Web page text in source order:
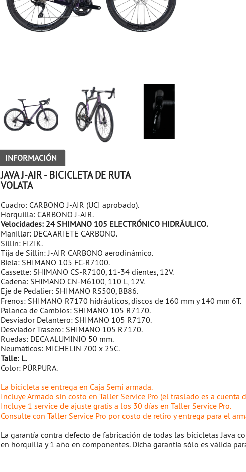
INFORMACIÓN
JAVA J-AIR - BICICLETA DE RUTA
VOLATA
Cuadro: CARBONO J-AIR (UCI aprobado).
Horquilla: CARBONO J-AIR.
Velocidades: 24 SHIMANO 105 ELECTRÓNICO HIDRÁULICO.
Manillar: DECA ARIETE CARBONO.
Sillín: FIZIK.
Tija de Sillín: J-AIR CARBONO aerodinámico.
Biela: SHIMANO 105 FC-R7100.
Cassette: SHIMANO CS-R7100, 11-34 dientes, 12V.
Cadena: SHIMANO CN-M6100, 110 L, 12V.
Eje de Pedalier: SHIMANO RS500, BB86.
Frenos: SHIMANO R7170 hidráulicos, discos de 160 mm y 140 mm 6T.
Palanca de Cambios: SHIMANO 105 R7170.
Desviador Delantero: SHIMANO 105 R7170.
Desviador Trasero: SHIMANO 105 R7170.
Ruedas: DECA ALUMINIO 50 mm.
Neumáticos: MICHELIN 700 x 25C.
Talle: L.
Color: PÚRPURA.
La bicicleta se entrega en Caja Semi armada.
Incluye Armado sin costo en Taller Service Pro (el traslado es a cuenta
Incluye 1 service de ajuste gratis a los 30 días en Taller Service Pro.
Consulte con Taller Service Pro por costo de retiro y entrega para el
La garantía contra defecto de fabricación de todas las bicicletas Java
en horquilla y 1 año en componentes. Dicha garantía sólo es válida